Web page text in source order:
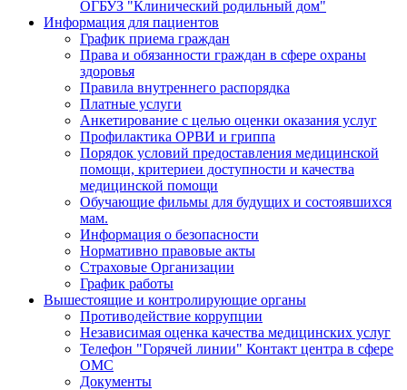
ОГБУЗ "Клинический родильный дом"
Информация для пациентов
График приема граждан
Права и обязанности граждан в сфере охраны
здоровья
Правила внутреннего распорядка
Платные услуги
Анкетирование с целью оценки оказания услуг
Профилактика ОРВИ и гриппа
Порядок условий предоставления медицинской
помощи, критериеи доступности и качества
медицинской помощи
Обучающие фильмы для будущих и состоявшихся
мам.
Информация о безопасности
Нормативно правовые акты
Страховые Организации
График работы
Вышестоящие и контролирующие органы
Противодействие коррупции
Независимая оценка качества медицинских услуг
Телефон "Горячей линии" Контакт центра в сфере
ОМС
Документы